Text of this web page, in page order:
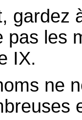
gardez
pas les
IX.
ne